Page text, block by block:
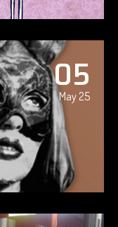
05
May 25